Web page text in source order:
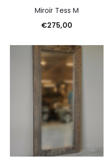
Miroir Tess M
€275,00